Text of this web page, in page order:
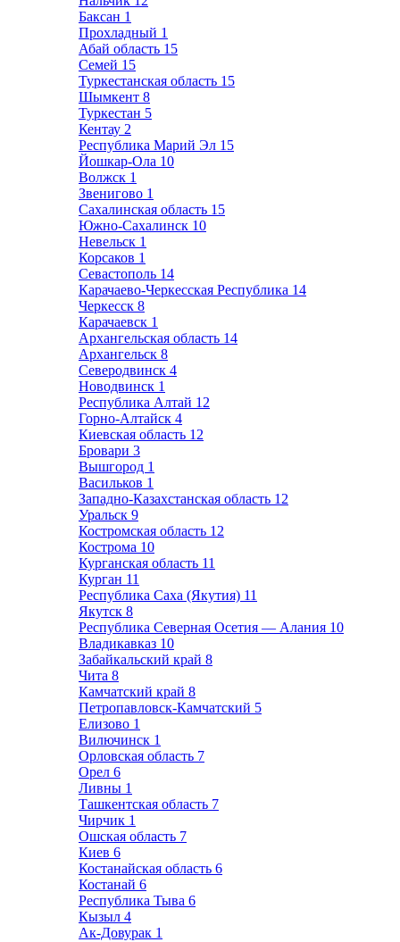
Баксан 1
Прохладный 1
Абай область 15
Семей 15
Туркестанская область 15
Шымкент 8
Туркестан 5
Кентау 2
Республика Марий Эл 15
Йошкар-Ола 10
Волжск 1
Звенигово 1
Сахалинская область 15
Южно-Сахалинск 10
Невельск 1
Корсаков 1
Севастополь 14
Карачаево-Черкесская Республика 14
Черкесск 8
Карачаевск 1
Архангельская область 14
Архангельск 8
Северодвинск 4
Новодвинск 1
Республика Алтай 12
Горно-Алтайск 4
Киевская область 12
Бровари 3
Вышгород 1
Васильков 1
Западно-Казахстанская область 12
Уральск 9
Костромская область 12
Кострома 10
Курганская область 11
Курган 11
Республика Саха (Якутия) 11
Якутск 8
Республика Северная Осетия — Алания 10
Владикавказ 10
Забайкальский край 8
Чита 8
Камчатский край 8
Петропавловск-Камчатский 5
Елизово 1
Вилючинск 1
Орловская область 7
Орел 6
Ливны 1
Ташкентская область 7
Чирчик 1
Ошская область 7
Киев 6
Костанайская область 6
Костанай 6
Республика Тыва 6
Кызыл 4
Ак-Довурак 1